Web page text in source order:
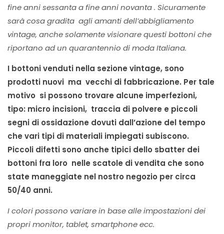
fine anni sessanta a fine anni novanta . Sicuramente
sarà cosa gradita agli amanti dell’abbigliamento
vintage, anche solamente visionare questi bottoni che
riportano ad un quarantennio di moda Italiana.
I bottoni venduti nella sezione vintage, sono
prodotti nuovi ma vecchi di fabbricazione. Per tale
motivo si possono trovare alcune imperfezioni,
tipo: micro incisioni, traccia di polvere e piccoli
segni di ossidazione dovuti dall’azione del tempo
che vari tipi di materiali impiegati subiscono.
Piccoli difetti sono anche tipici dello sbatter dei
bottoni fra loro nelle scatole di vendita che sono
state maneggiate nel nostro negozio per circa
50/40 anni.
I colori possono variare in base alle impostazioni dei
propri monitor, tablet, smartphone ecc.